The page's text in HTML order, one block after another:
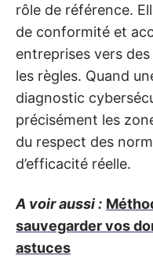
rôle de référence.
de conformité et
entreprises vers
les règles. Quand
diagnostic
précisément les
du respect des
d’efficacité réelle.
A voir aussi :
sauvegarder vos
astuces